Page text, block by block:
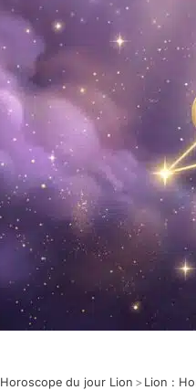
Horoscope du jour Lion > Lion :